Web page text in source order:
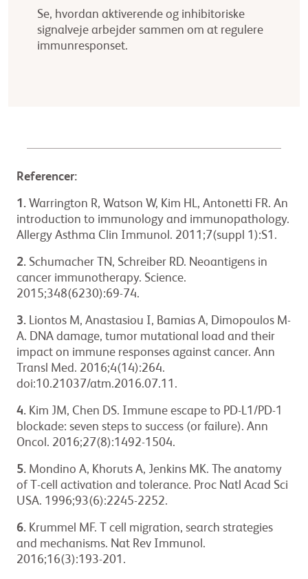
Se, hvordan aktiverende og inhibitoriske
signalveje arbejder sammen om at regulere
immunresponset.
Referencer:
1. Warrington R, Watson W, Kim HL, Antonetti FR. An
introduction to immunology and immunopathology.
Allergy Asthma Clin Immunol. 2011;7(suppl 1):S1.
2. Schumacher TN, Schreiber RD. Neoantigens in
cancer immunotherapy. Science.
2015;348(6230):69-74.
3. Liontos M, Anastasiou I, Bamias A, Dimopoulos M-
A. DNA damage, tumor mutational load and their
impact on immune responses against cancer. Ann
Transl Med. 2016;4(14):264.
doi:10.21037/atm.2016.07.11.
4. Kim JM, Chen DS. Immune escape to PD-L1/PD-1
blockade: seven steps to success (or failure). Ann
Oncol. 2016;27(8):1492-1504.
5. Mondino A, Khoruts A, Jenkins MK. The anatomy
of T-cell activation and tolerance. Proc Natl Acad Sci
USA. 1996;93(6):2245-2252.
6. Krummel MF. T cell migration, search strategies
and mechanisms. Nat Rev Immunol.
2016;16(3):193-201.